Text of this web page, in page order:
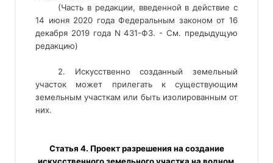
(Часть в редакции, введенной в действие с
14 июня 2020 года Федеральным законом от 16
декабря 2019 года N 431-ФЗ. - См. предыдущую
редакцию)
2. Искусственно созданный земельный
участок может прилегать к существующим
земельным участкам или быть изолированным от
них.